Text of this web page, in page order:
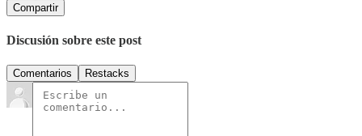
Compartir
Discusión sobre este post
Comentarios Restacks